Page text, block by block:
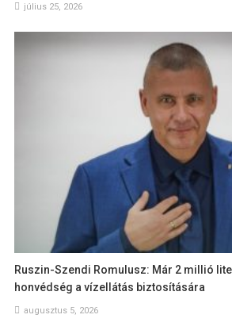
július 25, 2026
Ruszin-Szendi Romulusz: Már 2 millió
honvédség a vízellátás biztosítására
augusztus 5, 2026